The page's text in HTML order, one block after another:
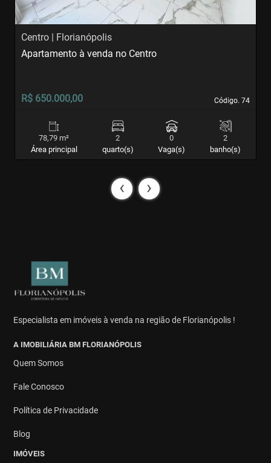
Centro | Florianópolis
Código. 74
Código. 74
Apartamento à venda no Centro
R$ 650.000,00
78,79 m²
Área principal
2
quarto(s)
0
Vaga(s)
2
banho(s)
‹ ›
Especialista em imóveis à venda na região de Florianópolis !
A IMOBILIÁRIA BM FLORIANÓPOLIS
Quem Somos
Fale Conosco
Política de Privacidade
Blog
IMÓVEIS